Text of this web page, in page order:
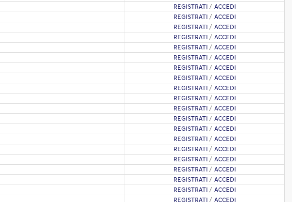
REGISTRATI / ACCEDI
REGISTRATI / ACCEDI
REGISTRATI / ACCEDI
REGISTRATI / ACCEDI
REGISTRATI / ACCEDI
REGISTRATI / ACCEDI
REGISTRATI / ACCEDI
REGISTRATI / ACCEDI
REGISTRATI / ACCEDI
REGISTRATI / ACCEDI
REGISTRATI / ACCEDI
REGISTRATI / ACCEDI
REGISTRATI / ACCEDI
REGISTRATI / ACCEDI
REGISTRATI / ACCEDI
REGISTRATI / ACCEDI
REGISTRATI / ACCEDI
REGISTRATI / ACCEDI
REGISTRATI / ACCEDI
REGISTRATI / ACCEDI